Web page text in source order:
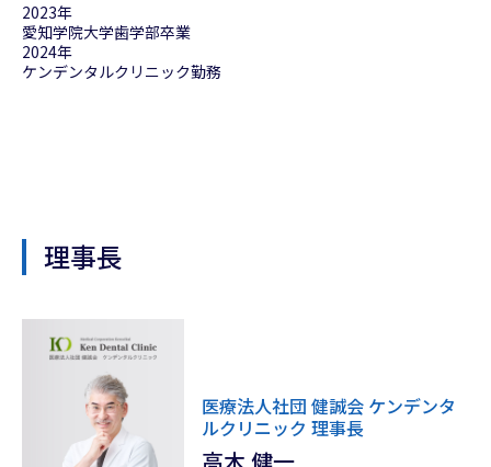
2023年
愛知学院大学歯学部卒業
2024年
ケンデンタルクリニック勤務
理事長
医療法人社団 健誠会 ケンデンタ
ルクリニック 理事長
高木 健一